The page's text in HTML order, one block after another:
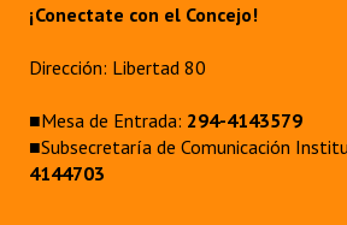
¡Conectate con el Concejo!
Dirección: Libertad 80
■Mesa de Entrada: 294-4143579
■Subsecretaría de Comunicación
4144703